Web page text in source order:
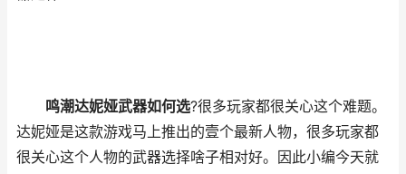
鸣潮达妮娅武器如何选?很多玩家都很关心这个难题。
达妮娅是这款游戏马上推出的壹个最新人物，很多玩家都
很关心这个人物的武器选择啥子相对好。因此小编今天就